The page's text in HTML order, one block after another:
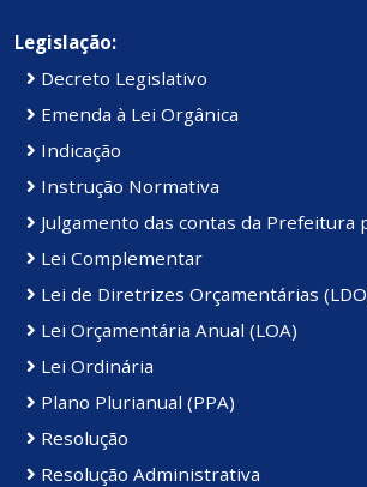
Legislação:
Decreto Legislativo
Emenda à Lei Orgânica
Indicação
Instrução Normativa
Julgamento das contas da Prefeitura
Lei Complementar
Lei de Diretrizes Orçamentárias
Lei Orçamentária Anual (LOA)
Lei Ordinária
Plano Plurianual (PPA)
Resolução
Resolução Administrativa